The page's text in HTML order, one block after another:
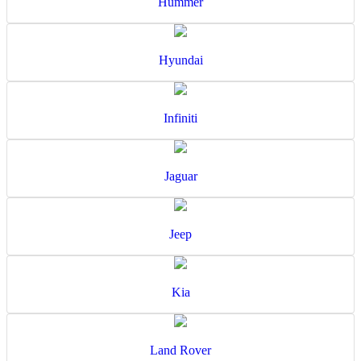
Hyundai
Infiniti
Jaguar
Jeep
Kia
Land Rover